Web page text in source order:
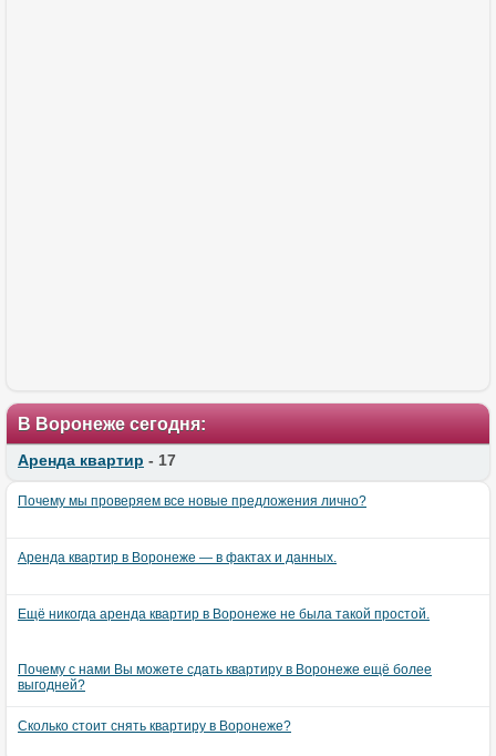
В Воронеже сегодня:
Аренда квартир - 17
Почему мы проверяем все новые предложения лично?
Аренда квартир в Воронеже — в фактах и данных.
Ещё никогда аренда квартир в Воронеже не была такой простой.
Почему с нами Вы можете сдать квартиру в Воронеже ещё более
выгодней?
Сколько стоит снять квартиру в Воронеже?